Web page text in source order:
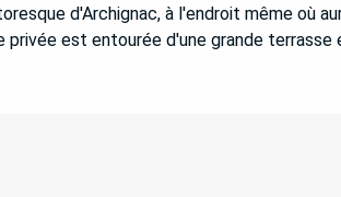
d'Archignac, à l'endroit même où
est entourée d'une grande terrasse